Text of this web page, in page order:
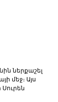
ներքաշել
մեջ։ Այս